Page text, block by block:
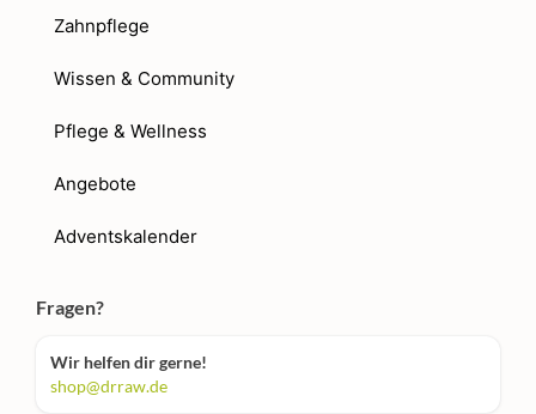
Zahnpflege
Wissen & Community
Pflege & Wellness
Angebote
Adventskalender
Fragen?
Wir helfen dir gerne!
shop@drraw.de